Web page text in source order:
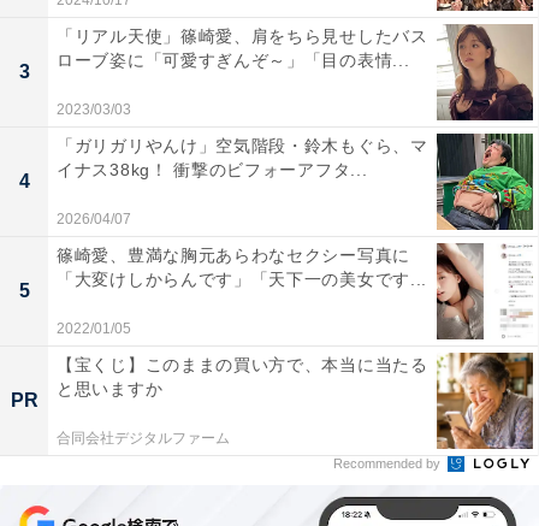
3
「リアル天使」篠崎愛、肩をちら見せしたバス
ローブ姿に「可愛すぎんぞ～」「目の表情...
2023/03/03
4
「ガリガリやんけ」空気階段・鈴木もぐら、マ
イナス38kg！ 衝撃のビフォーアフタ...
2026/04/07
5
篠崎愛、豊満な胸元あらわなセクシー写真に
「大変けしからんです」「天下一の美女です...
2022/01/05
PR
【宝くじ】このままの買い方で、本当に当たる
と思いますか
合同会社デジタルファーム
Recommended by